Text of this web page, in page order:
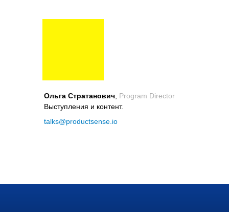
Ольга Стратанович Program Director
Выступления и контент.
talks@productsense.io